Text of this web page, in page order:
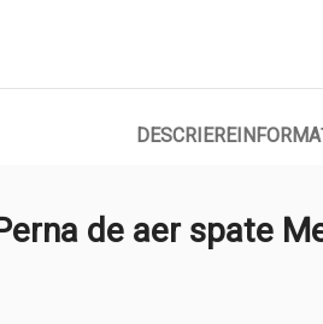
DESCRIERE
de aer spate